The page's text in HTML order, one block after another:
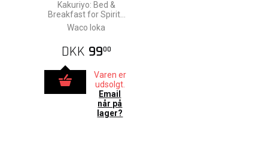
Kakuriyo: Bed &
Breakfast for Spirits
vol. 11
Waco Ioka
DKK 9900
Varen er
udsolgt.
Email
når på
lager?